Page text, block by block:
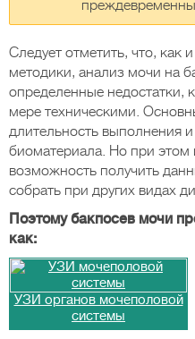
Следует отметить, что, как
методики, анализ мочи на
определенные недостатки,
мере техническими.
длительность выполнения
биоматериала. Но при этом
возможность получить
собрать при других видах
Поэтому бакпосев мочи
как:
УЗИ органов мочеполовой
системы